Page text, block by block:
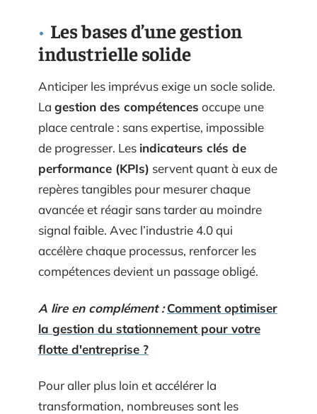
Les bases d’une gestion
industrielle solide
Anticiper les imprévus exige un socle solide.
La gestion des compétences occupe une
place centrale : sans expertise, impossible
de progresser. Les indicateurs clés de
performance (KPIs) servent quant à eux de
repères tangibles pour mesurer chaque
avancée et réagir sans tarder au moindre
signal faible. Avec l’industrie 4.0 qui
accélère chaque processus, renforcer les
compétences devient un passage obligé.
A lire en complément : Comment optimiser
la gestion du stationnement pour votre
flotte d'entreprise ?
Pour aller plus loin et accélérer la
transformation, nombreuses sont les